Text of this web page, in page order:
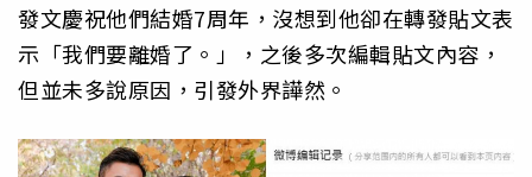
發文慶祝他們結婚7周年，沒想到他卻在轉發貼文表
示「我們要離婚了。」，之後多次編輯貼文內容，
但並未多說原因，引發外界譁然。